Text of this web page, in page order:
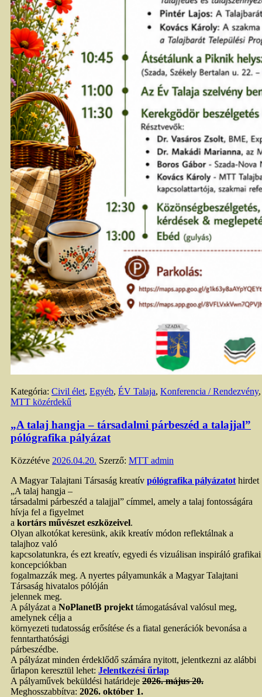
Kategória: Civil élet, Egyéb, ÉV Talaja, Konferencia / Rendezvény,
MTT közérdekű
„A talaj hangja – társadalmi párbeszéd a talajjal”
pólógrafika pályázat
Közzétéve 2026.04.20. Szerző: MTT admin
A Magyar Talajtani Társaság kreatív pólógrafika pályázatot hirdet
„A talaj hangja –
társadalmi párbeszéd a talajjal” címmel, amely a talaj fontosságára
hívja fel a figyelmet
a kortárs művészet eszközeivel.
Olyan alkotókat keresünk, akik kreatív módon reflektálnak a
talajhoz való
kapcsolatunkra, és ezt kreatív, egyedi és vizuálisan inspiráló grafikai
koncepciókban
fogalmazzák meg. A nyertes pályamunkák a Magyar Talajtani
Társaság hivatalos pólóján
jelennek meg.
A pályázat a NoPlanetB projekt támogatásával valósul meg,
amelynek célja a
környezeti tudatosság erősítése és a fiatal generációk bevonása a
fenntarthatósági
párbeszédbe.
A pályázat minden érdeklődő számára nyitott, jelentkezni az alábbi
űrlapon keresztül lehet: Jelentkezési űrlap
A pályaművek beküldési határideje 2026. május 20.
Meghosszabbítva: 2026. október 1.